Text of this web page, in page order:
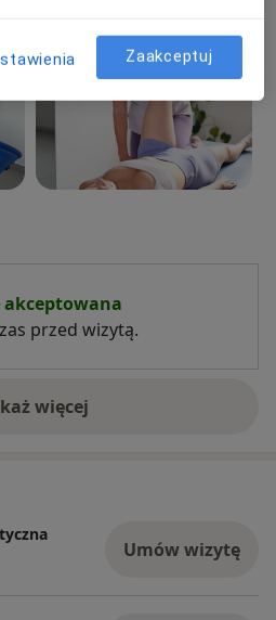
akceptowana
przed wizytą.
więcej
o doświadczeniu
Umów wizytę
Zaakceptuj